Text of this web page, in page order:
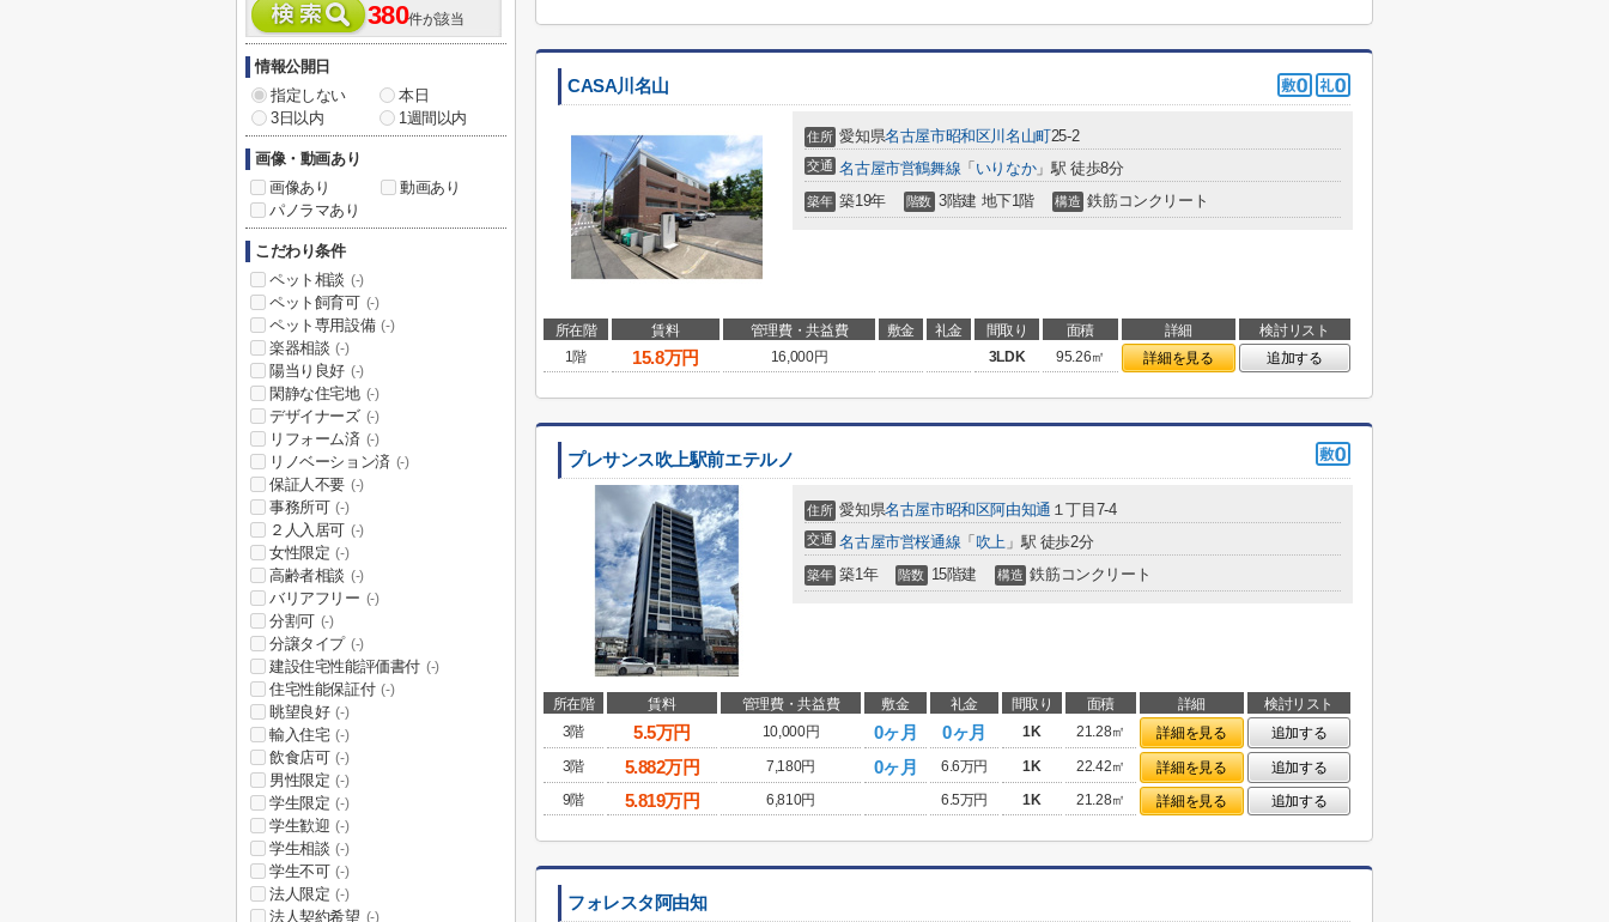
CASA川名山
住所 愛知県名古屋市昭和区川名山町25-2
交通 名古屋市営鶴舞線 「 いりなか」駅 徒歩8分
築年 築19年 階数 3階建 地下1階 構造 鉄筋コンクリート
所在階 賃料 管理費・共益費 敷金 礼金 間取り 面積 詳細
検討リスト
1階
15.8万円 16,000円 3LDK 95.26㎡ 詳細を見る 追加する
プレサンス吹上駅前エテルノ
住所 愛知県名古屋市昭和区阿由知通 １丁目7-4
交通 名古屋市営桜通線 「 吹上 」駅 徒歩2分
築年 築1年 階数 15階建 構造 鉄筋コンクリート
所在階 賃料 管理費・共益費 敷金 礼金 間取り 面積 詳細
検討リスト
3階
5.5万円 10,000円 0ヶ月 0ヶ月 1K 21.28㎡ 詳細を見る
追加する
3階
5.882万円 7,180円 0ヶ月 6.6万円 1K 22.42㎡ 詳細を見る
追加する
9階
5.819万円 6,810円 6.5万円 1K 21.28㎡ 詳細を見る 追加する
フォレスタ阿由知
380件が該当
情報公開日
指定しない
本日
3日以内
1週間以内
画像・動画あり
画像あり
動画あり
パノラマあり
こだわり条件
ペット相談 (-)
ペット飼育可 (-)
ペット専用設備 (-)
楽器相談 (-)
陽当り良好 (-)
閑静な住宅地 (-)
デザイナーズ (-)
リフォーム済 (-)
リノベーション済 (-)
保証人不要 (-)
事務所可 (-)
２人入居可 (-)
女性限定 (-)
高齢者相談 (-)
バリアフリー (-)
分割可 (-)
分譲タイプ (-)
建設住宅性能評価書付 (-)
住宅性能保証付 (-)
眺望良好 (-)
輸入住宅 (-)
飲食店可 (-)
男性限定 (-)
学生限定 (-)
学生歓迎 (-)
学生相談 (-)
学生不可 (-)
法人限定 (-)
法人契約希望 (-)